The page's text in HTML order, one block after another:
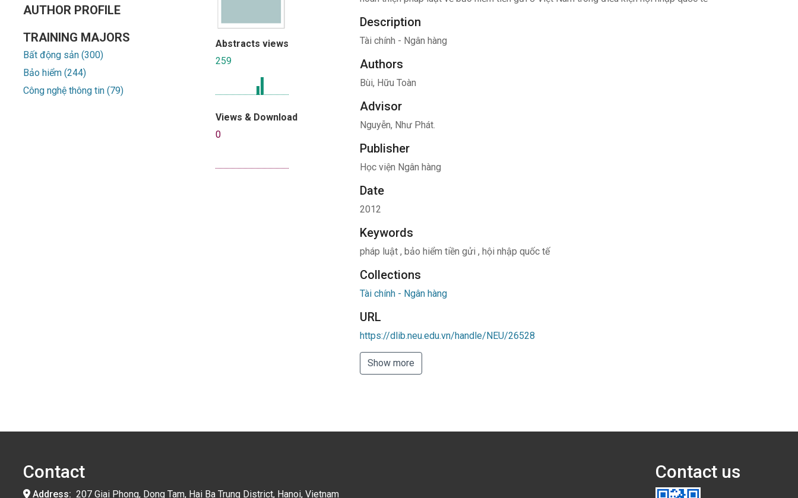
AUTHOR PROFILE
TRAINING MAJORS
Bất động sản (300)
Bảo hiểm (244)
Công nghệ thông tin (79)
Abstracts views
259
Views & Download
0
Description
Tài chính - Ngân hàng
Authors
Bùi, Hữu Toàn
Advisor
Nguyễn, Như Phát.
Publisher
Học viện Ngân hàng
Date
2012
Keywords
pháp luật , bảo hiểm tiền gửi , hội nhập quốc tế
Collections
Tài chính - Ngân hàng
URL
https://dlib.neu.edu.vn/handle/NEU/26528
Show more
Contact
Address: 207 Giai Phong, Dong Tam, Hai Ba Trung District, Hanoi, Vietnam
Contact us